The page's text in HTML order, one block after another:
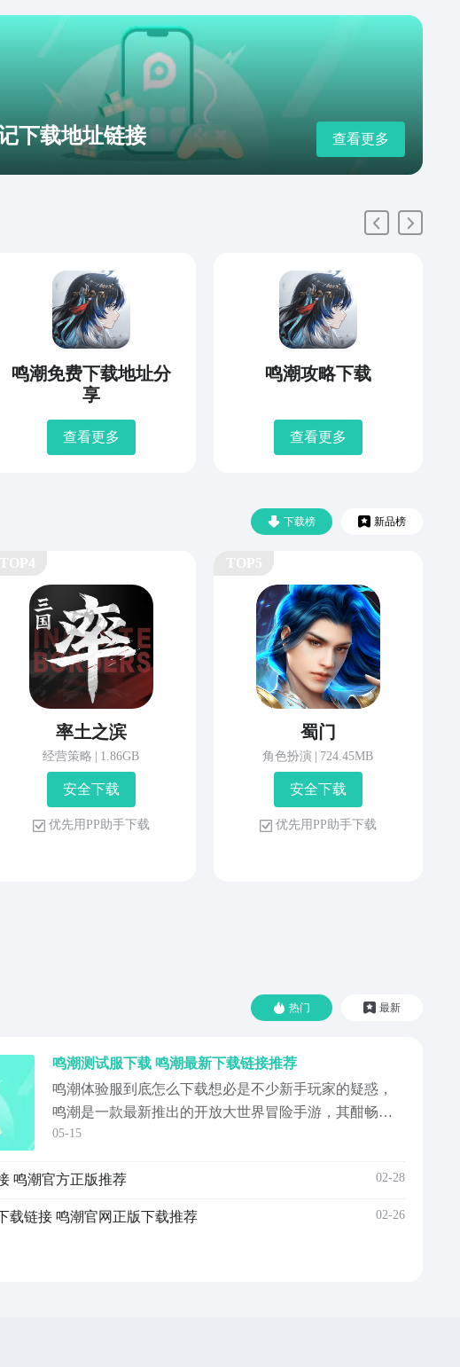
下载地址链接 查看更多
鸣潮免费下载地址分
享
查看更多
鸣潮攻略下载
查看更多
下载榜 新品榜
率土之滨
经营策略 1.86GB
安 全 下 载
优 先 用 P P 助 手 下 载
蜀门
角色扮演 724.45MB
安 全 下 载
优 先 用 P P 助 手 下 载
热门 最新
鸣潮测试服下载 鸣潮最新下载链接推荐
鸣潮体验服到底怎么下载想必是不少新手玩家的疑惑，
鸣潮是一款最新推出的开放大世界冒险手游，其酣畅淋
漓的战斗体验和深刻的剧情内容给不少玩家留下了印
参考，希望看完本期内容的小伙伴们可以亲自下载注册
址》》》》》#鸣潮#《...
05-15
鸣潮官方正版推荐 02-28
载链接 鸣潮官网正版下载推荐 02-26